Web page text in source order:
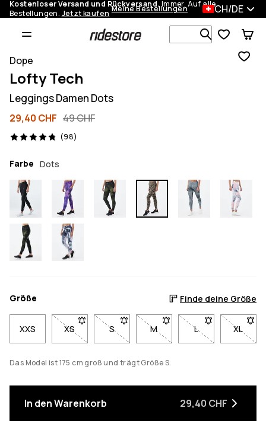
Kostenloser Versand und Rückversand.Immer. Auf alle
Bestellungen. Jetzt kaufen Meine Bestellungen CH/DE
Dope
Lofty Tech
Leggings Damen Dots
29,40 CHF 49 CHF
(98)
98 Reviews, 4.8/5
Farbe Dots
Größe Finde deine Größe
XXS XS- Größe XS nicht verfügbar. Klicke, um
S- Größe S nicht verfügbar. Klicke, um
M- Größe M nicht verfügbar.
L- Größe L nicht
XL
-
Das Model ist 175 cm groß und trägt Größe S.
In den Warenkorb 29,40 CHF